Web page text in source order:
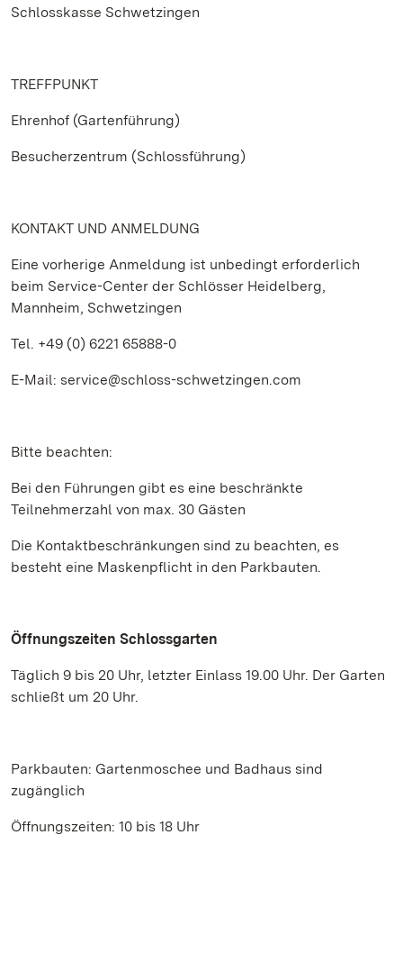
Schlosskasse Schwetzingen
TREFFPUNKT
Ehrenhof (Gartenführung)
Besucherzentrum (Schlossführung)
KONTAKT UND ANMELDUNG
Eine vorherige Anmeldung ist unbedingt erforderlich
beim Service-Center der Schlösser Heidelberg,
Mannheim, Schwetzingen
Tel. +49 (0) 6221 65888-0
E-Mail: service@schloss-schwetzingen.com
Bitte beachten:
Bei den Führungen gibt es eine beschränkte
Teilnehmerzahl von max. 30 Gästen
Die Kontaktbeschränkungen sind zu beachten, es
besteht eine Maskenpflicht in den Parkbauten.
Öffnungszeiten Schlossgarten
Täglich 9 bis 20 Uhr, letzter Einlass 19.00 Uhr. Der Garten
schließt um 20 Uhr.
Parkbauten: Gartenmoschee und Badhaus sind
zugänglich
Öffnungszeiten: 10 bis 18 Uhr